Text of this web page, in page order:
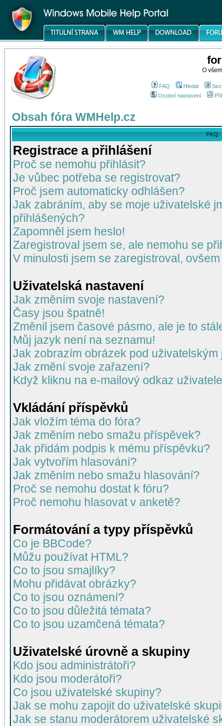
O
FAQ Hledat
Osobní nastavení
Obsah fóra WMHelp.cz
FAQ
Registrace a přihlášení
Proč se nemohu přihlásit?
Je vůbec potřeba se registrovat?
Proč jsem automaticky odhlášen?
Jak zabráním, aby se moje uživatelské
přihlášených?
Zapomněl jsem heslo!
Zaregistroval jsem se, ale nemohu se
V minulosti jsem se zaregistroval,
Uživatelská nastavení
Jak změním svoje nastavení?
Časy jsou špatně!
Změnil jsem časové pásmo, ale je to
Můj jazyk není na seznamu!
Jak zobrazím obrázek pod uživatelským
Jak změní svoje zařazení?
Když kliknu na e-mailový odkaz
Vkládání příspěvků
Jak vložím téma do fóra?
Jak změním nebo smažu příspěvek?
Jak přidám podpis k mému příspěvku?
Jak vytvořím hlasování?
Jak změním nebo smažu hlasování?
Proč se nemohu dostat k fóru?
Proč nemohu hlasovat v anketě?
Formátování a typy příspěvků
Co je BBCode?
Můžu používat HTML?
Co to jsou smajlíky?
Mohu přidávat obrázky?
Co to jsou oznámení?
Co to jsou důležitá témata?
Co to jsou uzamčená témata?
Uživatelské úrovně a skupiny
Kdo jsou administrátoři?
Kdo jsou moderátoři?
Co jsou uživatelské skupiny?
Jak se mohu zapojit do uživatelské
Jak se stanu moderátorem uživatelské